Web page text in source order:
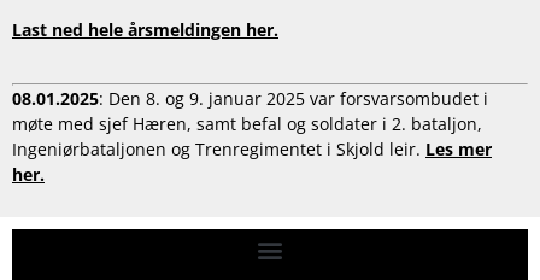
Last ned hele årsmeldingen her.
08.01.2025: Den 8. og 9. januar 2025 var forsvarsombudet i
møte med sjef Hæren, samt befal og soldater i 2. bataljon,
Ingeniørbataljonen og Trenregimentet i Skjold leir. Les mer
her.